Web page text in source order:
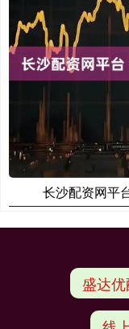
长沙配资网平
盛达